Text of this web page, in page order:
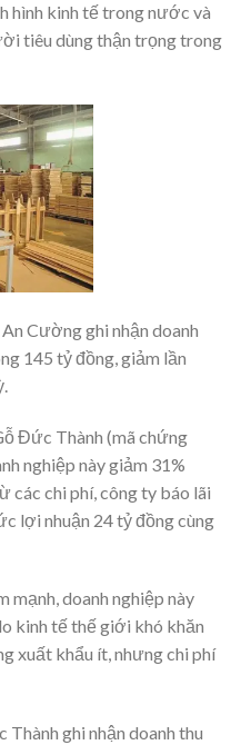
hình kinh tế trong nước và
tiêu dùng thận trọng trong
Cường ghi nhận doanh
145 tỷ đồng, giảm lần
Đức Thành (mã chứng
nghiệp này giảm 31%
các chi phí, công ty báo lãi
lợi nhuận 24 tỷ đồng cùng
mạnh, doanh nghiệp này
kinh tế thế giới khó khăn
xuất khẩu ít, nhưng chi phí
ghi nhận doanh thu